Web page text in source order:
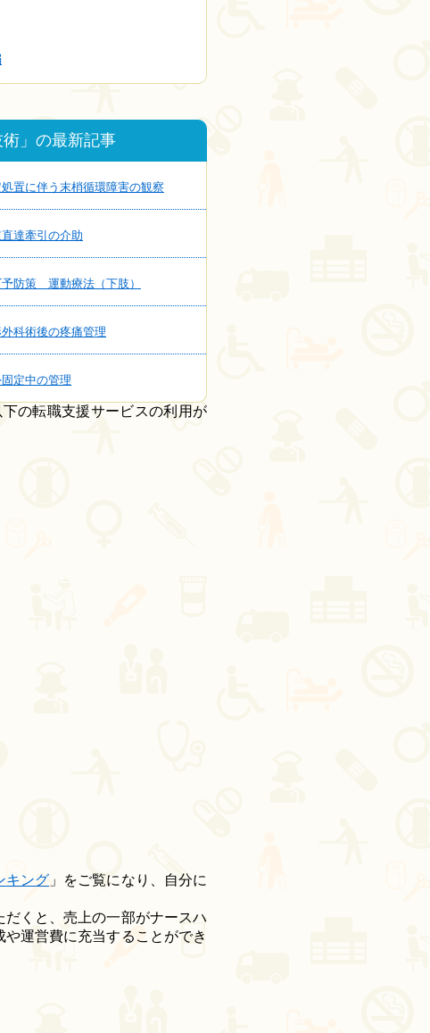
術」の最新記事
処置に伴う末梢循環障害の観察
達牽引の介助
予防策 運動療法（下肢）
科術後の疼痛管理
定中の管理
の転職支援サービスの利用が
キング 」をご覧になり、自分に
くと、売上の一部がナースハ
運営費に充当することができ